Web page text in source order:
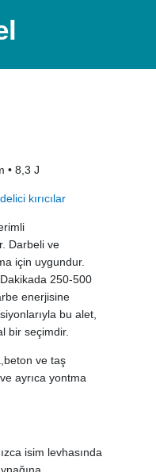
• 8,3 J
kırıcılar
Darbeli ve
için uygundur.
250-500
enerjisine
bu alet,
bir seçimdir.
ve taş
ayrıca yontma
isim levhasında